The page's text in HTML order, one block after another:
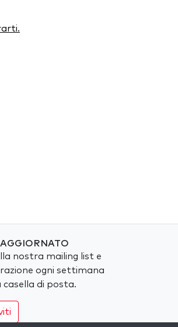
nostra mailing list e
ogni settimana
casella di posta.